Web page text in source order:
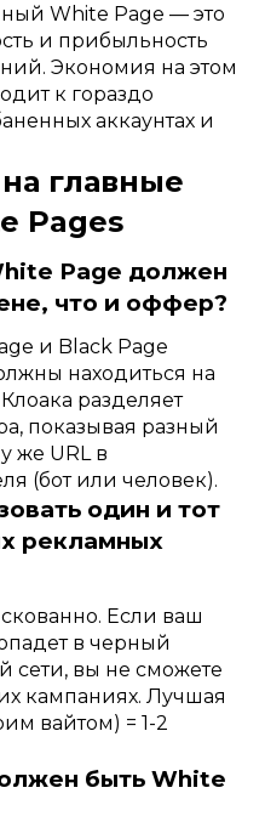
White Page — это
и прибыльность
Экономия на этом
к гораздо
аккаунтах и
на главные
Pages
Page должен
что и оффер?
и Black Page
находиться на
разделяет
показывая разный
же URL в
(бот или человек).
один и тот
рекламных
Если ваш
в черный
сети, вы не сможете
кампаниях. Лучшая
вайтом) = 1-2
быть White